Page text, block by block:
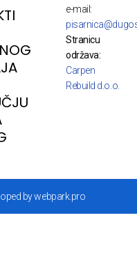
e-mail:
Stranicu
održava:
Carpen
Rebuild d.o.o.
by webpark.pro